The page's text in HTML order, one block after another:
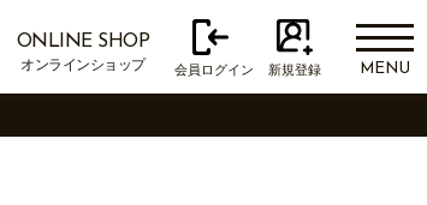
ONLINE SHOP
オンラインショップ 会員ログイン 新規登録 MENU